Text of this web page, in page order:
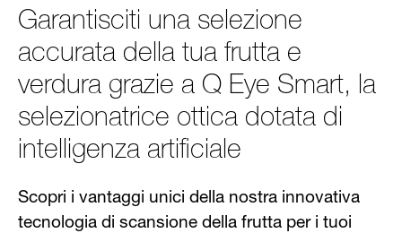
Garantisciti una selezione
accurata della tua frutta e
verdura grazie a Q Eye Smart, la
selezionatrice ottica dotata di
intelligenza artificiale
Scopri i vantaggi unici della nostra innovativa
tecnologia di scansione della frutta per i tuoi